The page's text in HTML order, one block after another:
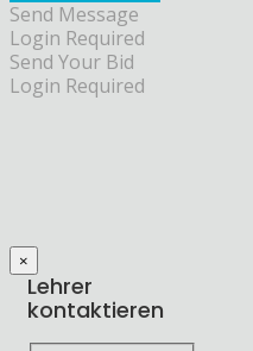
Send Message
Login Required
Send Your Bid
Login Required
×
Lehrer
kontaktieren